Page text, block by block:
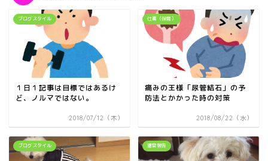
ブログスタイル
１日１記事は目標ではあるけ
ど、ノルマではない。
2018/07/12（木）
仕事（保育）
痛みの王様「尿管結石」の予
防法とかかった時の対策
2018/08/22（水）
ブログスタイル 運営報告